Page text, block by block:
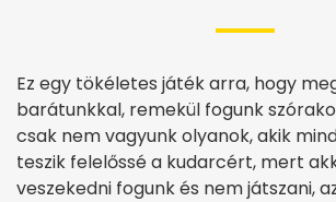
Ez egy tökéletes játék arra, hogy
barátunkkal, remekül fogunk
csak nem vagyunk olyanok, akik
teszik felelőssé a kudarcért, mert
veszekedni fogunk és nem játszani,